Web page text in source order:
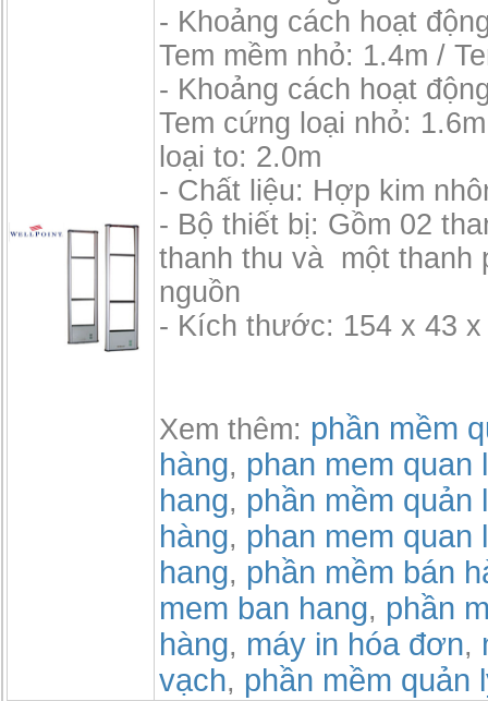
- Khoảng cách hoạt
Tem mềm nhỏ: 1.4m /
- Khoảng cách hoạt
Tem cứng loại nhỏ:
loại to: 2.0m
- Chất liệu: Hợp kim
- Bộ thiết bị: Gồm 02
thanh thu và một thanh
nguồn
- Kích thước: 154 x 43 x
Xem thêm: phần mềm
hàng, phan mem quan
hang, phần mềm quản
hàng, phan mem quan
hang, phần mềm bán
mem ban hang, phần
hàng, máy in hóa đơn,
vạch, phần mềm quản